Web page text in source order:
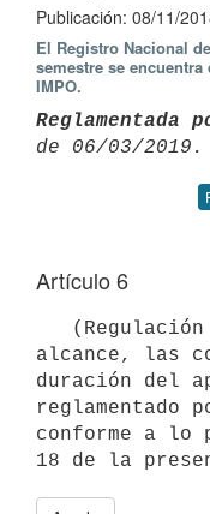
Publicación: 08/11/
El Registro Nacional
semestre se
IMPO.
Reglamentada
Artículo 6
alcance, las
duración del
reglamentado
conforme a